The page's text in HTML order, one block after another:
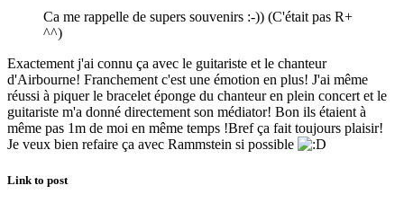
Ca me rappelle de supers souvenirs :-)) (C'était pas R+
^^)
Exactement j'ai connu ça avec le guitariste et le chanteur
d'Airbourne! Franchement c'est une émotion en plus! J'ai même
réussi à piquer le bracelet éponge du chanteur en plein concert et le
guitariste m'a donné directement son médiator! Bon ils étaient à
même pas 1m de moi en même temps !Bref ça fait toujours plaisir!
Je veux bien refaire ça avec Rammstein si possible
Link to post